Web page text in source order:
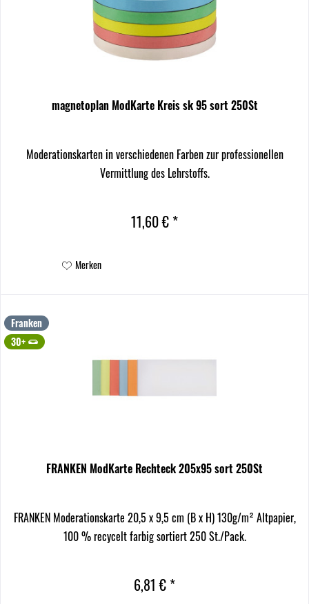
magnetoplan ModKarte Kreis sk 95 sort 250St
Moderationskarten in verschiedenen Farben zur professionellen
Vermittlung des Lehrstoffs.
11,60 € *
Merken
Franken
30+
FRANKEN ModKarte Rechteck 205x95 sort 250St
FRANKEN Moderationskarte 20,5 x 9,5 cm (B x H) 130g/m² Altpapier,
100 % recycelt farbig sortiert 250 St./Pack.
6,81 € *